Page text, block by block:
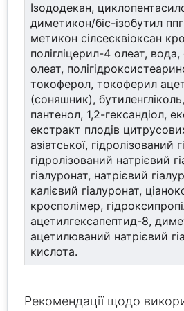
Ізододекан,
диметикон/біс-ізобутил
метикон сілсесквіоксан
полігліцерил-4 олеат,
олеат,
токоферол, токоферил
(соняшник),
пантенол, 1,2-гександіол,
екстракт плодів
азіатської, гідролізований
гідролізований натрієвий
гіалуронат, натрієвий
калієвий гіалуронат,
кросполімер,
ацетилгексапептид-8,
ацетилюваний натрієвий
кислота.
Рекомендації щодо